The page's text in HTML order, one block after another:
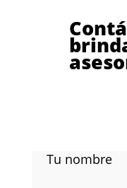
Tu nombre